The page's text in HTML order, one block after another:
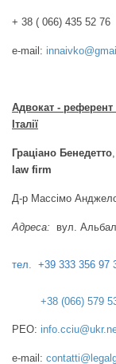
+ 38 ( 066) 435 52 76
e-mail:
Адвокат - референт
Італії
Граціано Бенедетто
law firm
Д-р Массімо
Адреса: вул.
тел. +39 333 356 97
+38 (066) 579
PEO:
е-mail: